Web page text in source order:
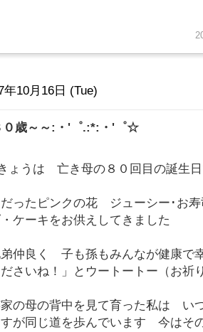
年10月16日 (Tue)
０歳～～:・'゜.:*:・'゜☆
ょうは 亡き母の８０回目の誕生
ったピンクの花 ジューシー･お
ケーキをお供えしてきました
弟仲良く 子も孫もみんなが健康で
さいね！」とウートートー（お祈
の母の背中を見て育った私は い
が同じ道を歩んでいます 今はそ